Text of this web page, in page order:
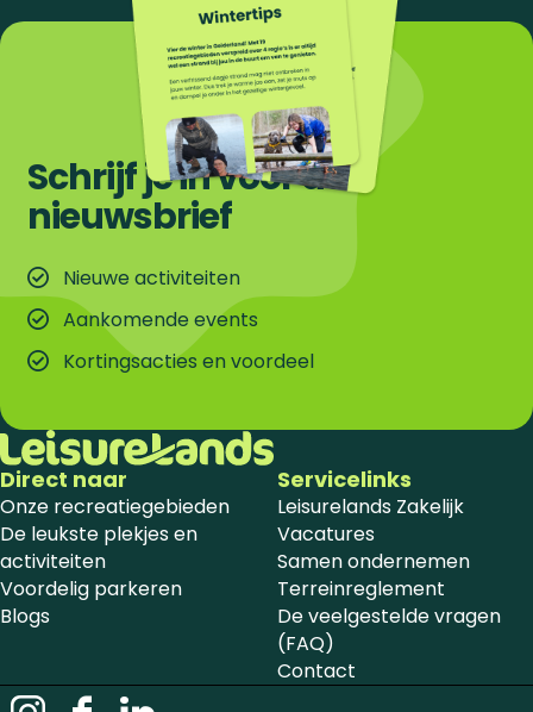
Schrijf je in voor de
nieuwsbrief
Nieuwe activiteiten
Aankomende events
Kortingsacties en voordeel
Direct naar
Onze recreatiegebieden
De leukste plekjes en
activiteiten
Voordelig parkeren
Blogs
Servicelinks
Leisurelands Zakelijk
Vacatures
Samen ondernemen
Terreinreglement
De veelgestelde vragen
(FAQ)
Contact